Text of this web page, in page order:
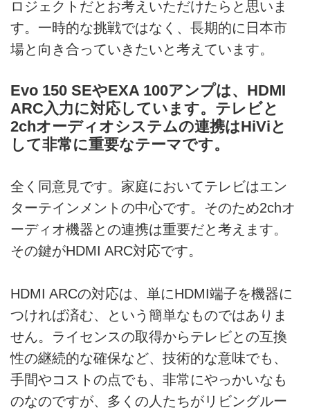
ロジェクトだとお考えいただけたらと思いま
す。一時的な挑戦ではなく、長期的に日本市
場と向き合っていきたいと考えています。
Evo 150 SEやEXA 100アンプは、HDMI
ARC入力に対応しています。テレビと
2chオーディオシステムの連携はHiViと
して非常に重要なテーマです。
全く同意見です。家庭においてテレビはエン
ターテインメントの中心です。そのため2chオ
ーディオ機器との連携は重要だと考えます。
その鍵がHDMI ARC対応です。
HDMI ARCの対応は、単にHDMI端子を機器に
つければ済む、という簡単なものではありま
せん。ライセンスの取得からテレビとの互換
性の継続的な確保など、技術的な意味でも、
手間やコストの点でも、非常にやっかいなも
のなのですが、多くの人たちがリビングルー